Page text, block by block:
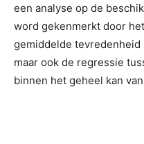
een analyse op de
word gekenmerkt door
gemiddelde
maar ook de regressie
binnen het geheel kan